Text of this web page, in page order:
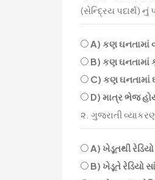
(સેન્દ્રિય પદાર્થ)
A) કણ ઘનતામાં
B) કણ ઘનતામાં
C) કણ ઘનતામાં
D) માત્ર ભેજ
૨. ગુજરાતી
A) ખેડૂતથી
B) ખેડૂતે રેડિયો